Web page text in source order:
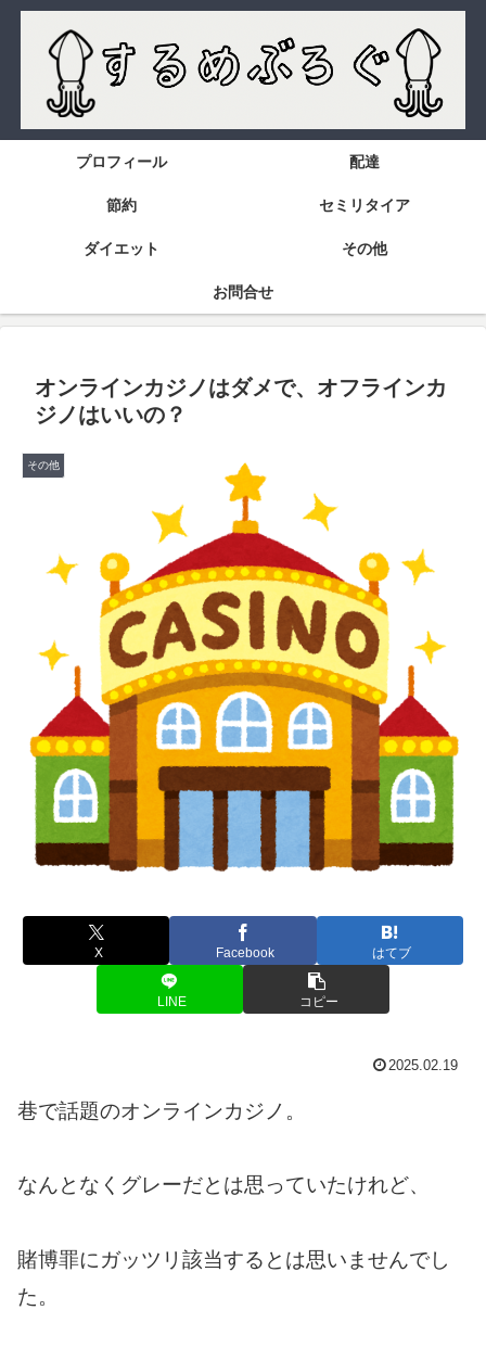
プロフィール 配達
節約 セミリタイア
ダイエット その他
お問合せ
オンラインカジノはダメで、オフラインカ
ジノはいいの？
その他
X Facebook はてブ
LINE コピー
2025.02.19
巷で話題のオンラインカジノ。
なんとなくグレーだとは思っていたけれど、
賭博罪にガッツリ該当するとは思いませんでし
た。